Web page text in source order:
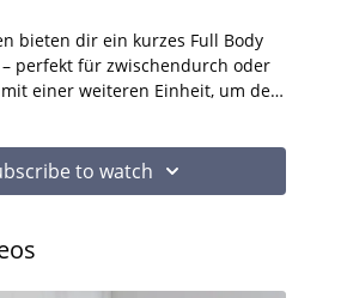
bieten dir ein kurzes Full Body
perfekt für zwischendurch oder
einer weiteren Einheit, um dein
zusammenzustellen.
to watch